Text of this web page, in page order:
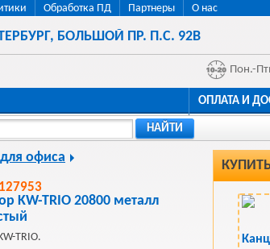
Обработка ПД Партнеры
О нас
, БОЛЬШОЙ ПР. П.С. 92В
Пон.-
ОПЛАТА И
НАЙТИ
офиса
127953
KW-TRIO 20800 металл
TRIO.